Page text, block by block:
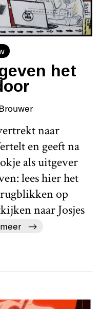
het
naar
en geeft na
als uitgever
lees hier het
op
naar Josjes